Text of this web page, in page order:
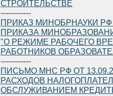
СТРОИТЕЛЬСТВЕ
------------
ПРИКАЗ МИНОБРНАУКИ РФ
ПРИКАЗА
"О РЕЖИМЕ РАБОЧЕГО
РАБОТНИКОВ
------------
ПИСЬМО МНС РФ ОТ
РАСХОДОВ
ОБСЛУЖИВАНИЕМ